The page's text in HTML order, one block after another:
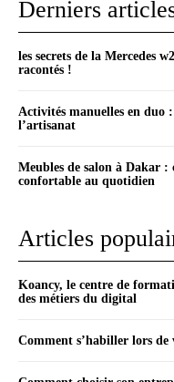
Derniers
les secrets de la Mercedes
racontés !
Activités manuelles en duo
l’artisanat
Meubles de salon à Dakar
confortable au quotidien
Articles
Koancy, le centre de
des métiers du digital
Comment s’habiller lors de